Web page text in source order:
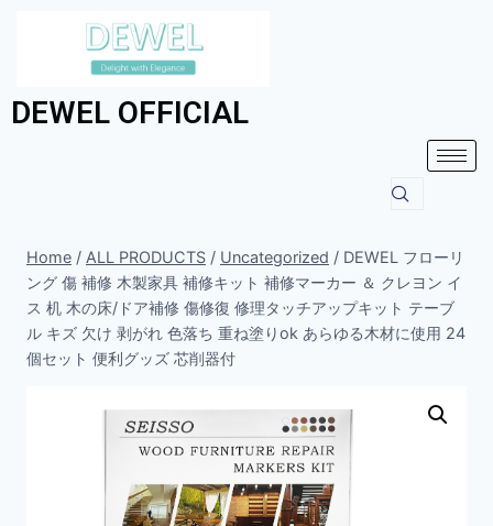
DEWEL OFFICIAL
Home / ALL PRODUCTS / Uncategorized / DEWEL フローリ
ング 傷 補修 木製家具 補修キット 補修マーカー ＆ クレヨン イ
ス 机 木の床/ドア補修 傷修復 修理タッチアップキット テーブ
ル キズ 欠け 剥がれ 色落ち 重ね塗りok あらゆる木材に使用 24
個セット 便利グッズ 芯削器付